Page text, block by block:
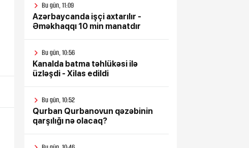
Bu gün, 11:09
Azərbaycanda işçi axtarılır -
Əməkhaqqı 10 min manatdır
Bu gün, 10:56
Kanalda batma təhlükəsi ilə
üzləşdi - Xilas edildi
Bu gün, 10:52
Qurban Qurbanovun qəzəbinin
qarşılığı nə olacaq?